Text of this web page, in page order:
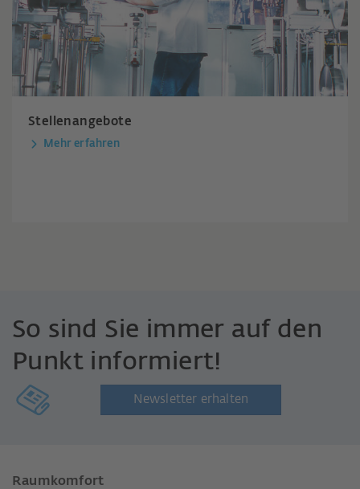
Stellenangebote
Mehr erfahren
So sind Sie immer auf den
Punkt informiert!
Newsletter erhalten
Raumkomfort